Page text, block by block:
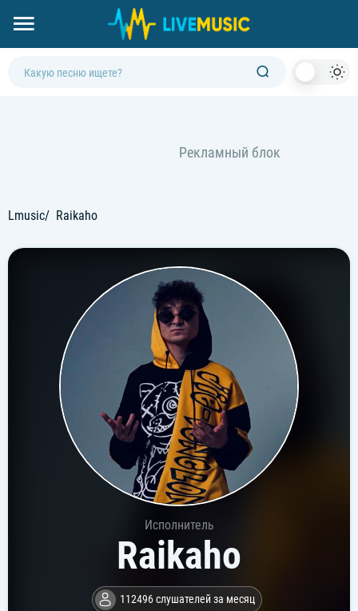
Lmusic Raikaho
Исполнитель
Raikaho
112496 слушателей за месяц